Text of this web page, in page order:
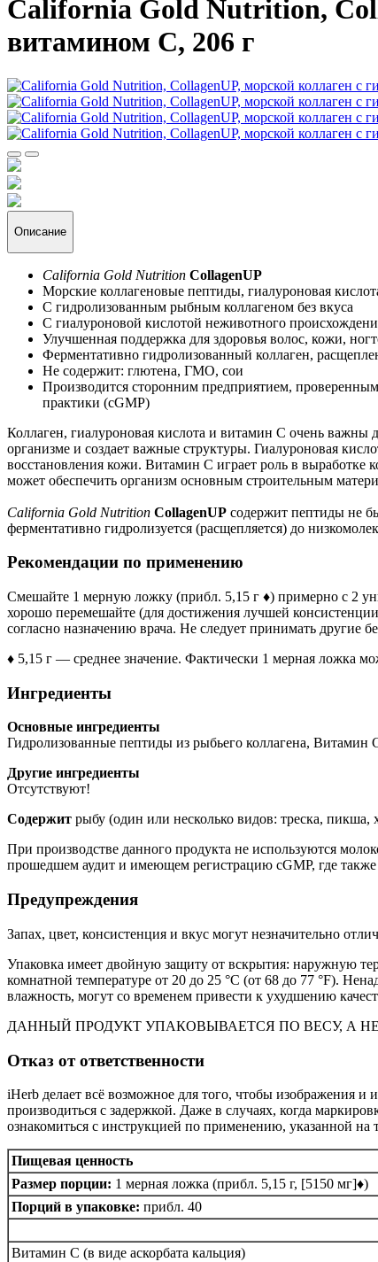
California Gold Nutrition,
витамином С, 206 г
Описание
California Gold Nutrition CollagenUP
Морские коллагеновые пептиды, гиалуроновая
С гидролизованным рыбным коллагеном без вкуса
С гиалуроновой кислотой неживотного
Улучшенная поддержка для здоровья волос, кожи,
Ферментативно гидролизованный коллаген,
Не содержит: глютена, ГМО, сои
Производится сторонним предприятием,
практики (cGMP)
Коллаген, гиалуроновая кислота и витамин C очень важны
организме и создает важные структуры. Гиалуроновая
восстановления кожи. Витамин С играет роль в выработке
может обеспечить организм основным строительным
California Gold Nutrition CollagenUP содержит пептиды не
ферментативно гидролизуется (расщепляется) до
Рекомендации по применению
Смешайте 1 мерную ложку (прибл. 5,15 г ♦) примерно с 2
хорошо перемешайте (для достижения лучшей
согласно назначению врача. Не следует принимать другие
♦ 5,15 г — среднее значение. Фактически 1 мерная ложка
Ингредиенты
Основные ингредиенты
Гидролизованные пептиды из рыбьего коллагена, Витамин
Другие ингредиенты
Отсутствуют!
Содержит рыбу (один или несколько видов: треска, пикша,
При производстве данного продукта не используются
прошедшем аудит и имеющем регистрацию cGMP, где
Предупреждения
Запах, цвет, консистенция и вкус могут незначительно
Упаковка имеет двойную защиту от вскрытия: наружную
комнатной температуре от 20 до 25 °C (от 68 до 77 °F).
влажность, могут со временем привести к ухудшению
ДАННЫЙ ПРОДУКТ УПАКОВЫВАЕТСЯ ПО ВЕСУ, А
Отказ от ответственности
iHerb делает всё возможное для того, чтобы изображения
производиться с задержкой. Даже в случаях, когда
ознакомиться с инструкцией по применению, указанной на
Пищевая ценность
Размер порции: 1 мерная ложка (прибл. 5,15 г, [5150 мг]♦)
Порций в упаковке: прибл. 40
Витамин C (в виде аскорбата кальция)